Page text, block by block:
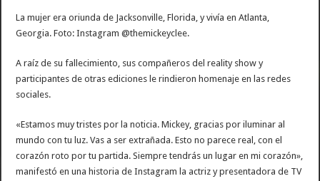
La mujer era oriunda de Jacksonville, Florida, y vivía en Atlanta,
Georgia. Foto: Instagram @themickeyclee.
A raíz de su fallecimiento, sus compañeros del reality show y
participantes de otras ediciones le rindieron homenaje en las redes
sociales.
«Estamos muy tristes por la noticia. Mickey, gracias por iluminar al
mundo con tu luz. Vas a ser extrañada. Esto no parece real, con el
corazón roto por tu partida. Siempre tendrás un lugar en mi corazón»,
manifestó en una historia de Instagram la actriz y presentadora de TV